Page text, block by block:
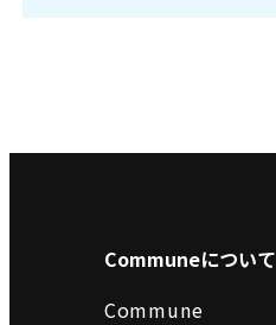
Communeについて
Commune